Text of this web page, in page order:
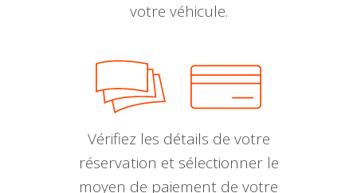
votre véhicule.
Vérifiez les détails de votre
réservation et sélectionner le
moyen de paiement de votre